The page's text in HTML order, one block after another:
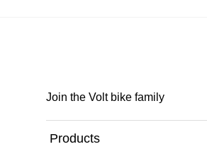
scelte
nella
pagina
Join the Volt bike family
Products